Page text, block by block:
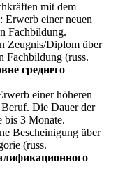
mit dem
Erwerb einer neuen
Fachbildung.
Zeugnis/Diplom über
Fachbildung (russ.
среднего
einer höheren
Die Dauer der
bis 3 Monate.
Bescheinigung über
(russ.